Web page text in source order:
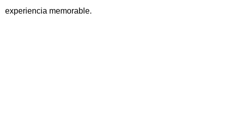
experiencia memorable.